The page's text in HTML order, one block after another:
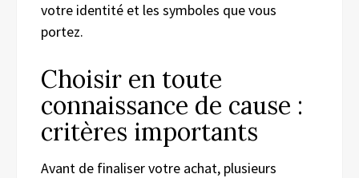
votre identité et les symboles que vous
portez.
Choisir en toute
connaissance de cause :
critères importants
Avant de finaliser votre achat, plusieurs